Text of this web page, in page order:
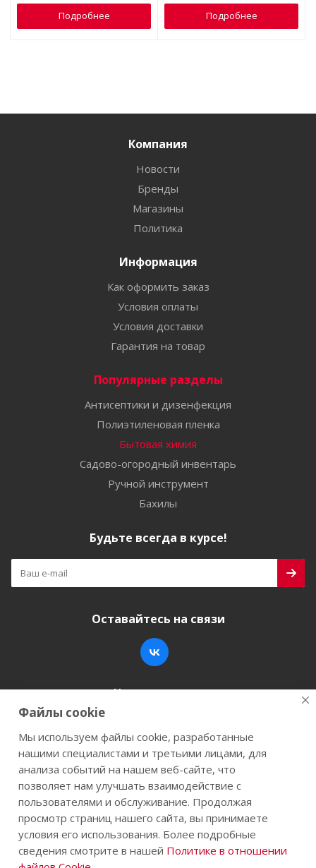
Подробнее Подробнее
Компания
Новости
Бренды
Магазины
Политика
Информация
Как оформить заказ
Условия оплаты
Условия доставки
Гарантия на товар
Популярные разделы
Антисептики и дизенфекция
Полиэтиленовая пленка
Бытовая химия
Садово-огородный инвентарь
Ручной инструмент
Бахилы
Будьте всегда в курсе!
Оставайтесь на связи
Наши контакты
+7 (846) 200-05-15
г. Самара, ул. Заводское шоссе, 17
2026 © Строй-К.рф. Сайт не является публичной
офертой.
Файлы cookie
Мы используем файлы cookie, разработанные
нашими специалистами и третьими лицами, для
анализа событий на нашем веб-сайте, что
позволяет нам улучшать взаимодействие с
пользователями и обслуживание. Продолжая
просмотр страниц нашего сайта, вы принимаете
условия его использования. Более подробные
сведения смотрите в нашей Политике в отношении